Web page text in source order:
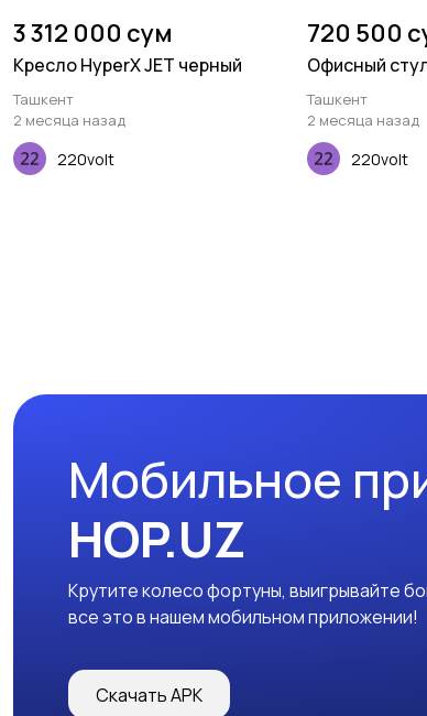
3 312 000 сум
Кресло HyperX JET черный
Ташкент
2 месяца назад
220volt
720 500
Офисный
Ташкент
2 месяца назад
220volt
Мобильное
HOP.UZ
Крутите колесо фортуны, выигрывайте
все это в нашем мобильном приложении!
Скачать APK